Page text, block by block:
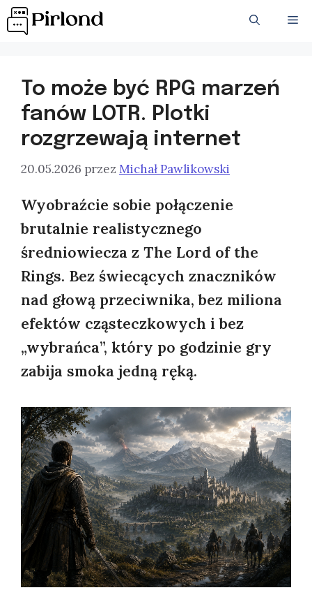
Przejdź
do
To może być RPG marzeń
fanów LOTR. Plotki
rozgrzewają internet
20.05.2026 przez Michał Pawlikowski
Wyobraźcie sobie połączenie
brutalnie realistycznego
średniowiecza z The Lord of the
Rings. Bez świecących znaczników
nad głową przeciwnika, bez miliona
efektów cząsteczkowych i bez
„wybrańca”, który po godzinie gry
zabija smoka jedną ręką.